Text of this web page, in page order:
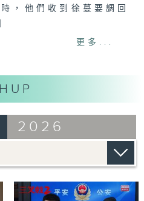
，他們收到徐蔓要調回
更多...
2026